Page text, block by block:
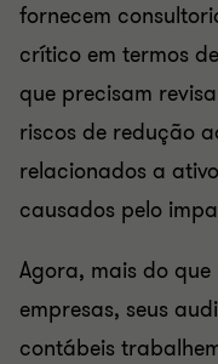
fornecem
crítico em termos
que precisam
riscos de redução
relacionados a
causados ​​pelo
Agora, mais do
empresas, seus
contábeis